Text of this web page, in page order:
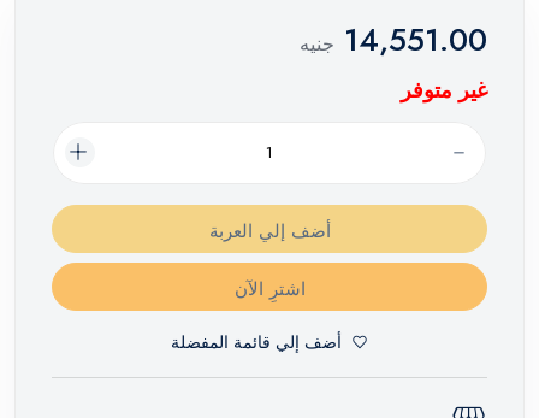
14,551.00 جنيه
غير متوفر
أضف إلي العربة
اشترِ الآن
أضف إلي قائمة المفضلة